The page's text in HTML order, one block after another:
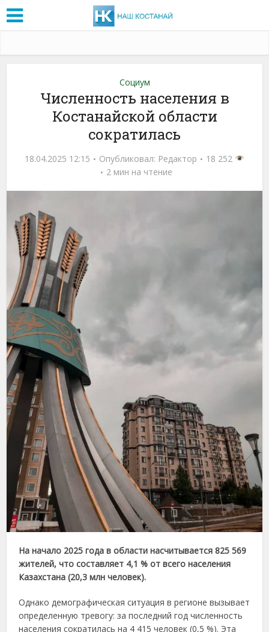
Социум
Численность населения в
Костанайской области
сократилась
18.04.2025 12:15 Опубликовал: Редактор
18 252
2 мин на чтение
На начало 2025 года в области насчитывается 825 569
жителей, что составляет 4,1 % от всего населения
Казахстана (20,3 млн человек).
Однако демографическая ситуация в регионе вызывает
определенную тревогу: за последний год численность
населения сократилась на 4 415 человек (0,5 %). Эта